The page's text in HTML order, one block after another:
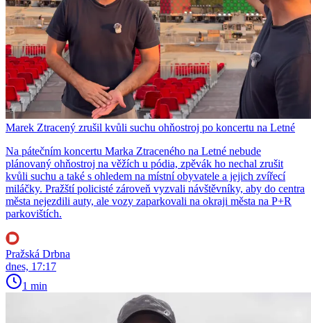
Marek Ztracený zrušil kvůli suchu ohňostroj po koncertu na Letné
Na pátečním koncertu Marka Ztraceného na Letné nebude
plánovaný ohňostroj na věžích u pódia, zpěvák ho nechal zrušit
kvůli suchu a také s ohledem na místní obyvatele a jejich zvířecí
miláčky. Pražští policisté zároveň vyzvali návštěvníky, aby do centra
města nejezdili auty, ale vozy zaparkovali na okraji města na P+R
parkovištích.
Pražská Drbna
dnes, 17:17
1 min